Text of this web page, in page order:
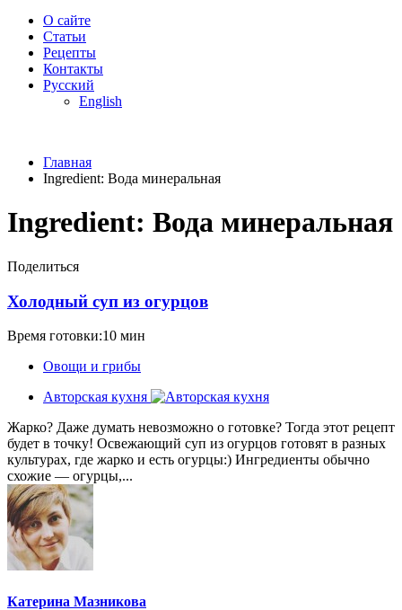
О сайте
Статьи
Рецепты
Контакты
Русский
English
Главная
Ingredient: Вода минеральная
Ingredient: Вода минеральная
Поделиться
Холодный суп из огурцов
Время готовки:10 мин
Овощи и грибы
Авторская кухня
Жарко? Даже думать невозможно о готовке? Тогда этот рецепт
будет в точку! Освежающий суп из огурцов готовят в разных
культурах, где жарко и есть огурцы:) Ингредиенты обычно
схожие — огурцы,...
Катерина Мазникова